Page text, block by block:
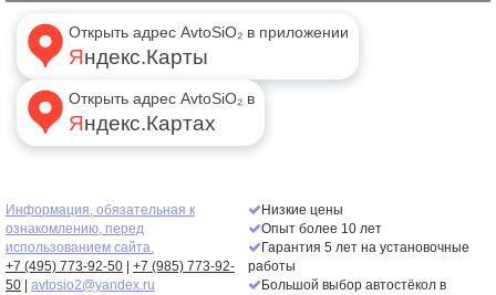
Открыть адрес AvtoSiO₂ в приложении
Яндекс.Карты
Открыть адрес AvtoSiO₂ в
Яндекс.Картах
Информация, обязательная к
ознакомлению, перед
использованием сайта.
+7 (495) 773-92-50
+7 (985) 773-92-
50
avtosio2@yandex.ru
Низкие цены
Опыт более 10 лет
Гарантия 5 лет на установочные
работы
Большой выбор автостёкол в